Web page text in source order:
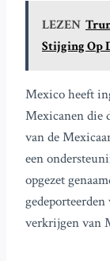
LEZEN
Stijging Op
Mexico heeft
Mexicanen die
van de
een
opgezet
verkrijgen van